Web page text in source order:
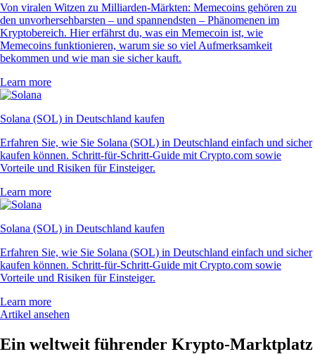
Von viralen Witzen zu Milliarden-Märkten: Memecoins gehören zu
den unvorhersehbarsten – und spannendsten – Phänomenen im
Kryptobereich. Hier erfährst du, was ein Memecoin ist, wie
Memecoins funktionieren, warum sie so viel Aufmerksamkeit
bekommen und wie man sie sicher kauft.
Learn more
Solana (SOL) in Deutschland kaufen
Erfahren Sie, wie Sie Solana (SOL) in Deutschland einfach und sicher
kaufen können. Schritt-für-Schritt-Guide mit Crypto.com sowie
Vorteile und Risiken für Einsteiger.
Learn more
Solana (SOL) in Deutschland kaufen
Erfahren Sie, wie Sie Solana (SOL) in Deutschland einfach und sicher
kaufen können. Schritt-für-Schritt-Guide mit Crypto.com sowie
Vorteile und Risiken für Einsteiger.
Learn more
Artikel ansehen
Ein weltweit führender Krypto-Marktplatz